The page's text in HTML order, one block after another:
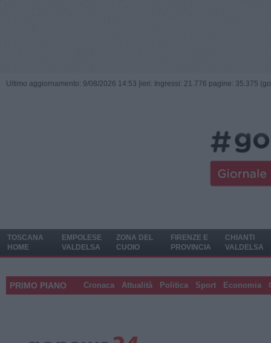
Ultimo aggiornamento: 9/08/2026 14:53 | ieri: Ingressi: 21.776 pagine: 35.375
TOSCANA
HOME
EMPOLESE
VALDELSA
ZONA DEL
CUOIO
FIRENZE E
PROVINCIA
CHIANTI
VALDELSA
PRIMO PIANO Cronaca Attualità Politica Sport Economia